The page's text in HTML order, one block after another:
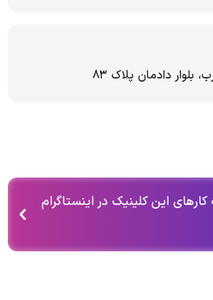
بلوار دادمان پلاک ۸۳
این کلینیک در اینستاگرام